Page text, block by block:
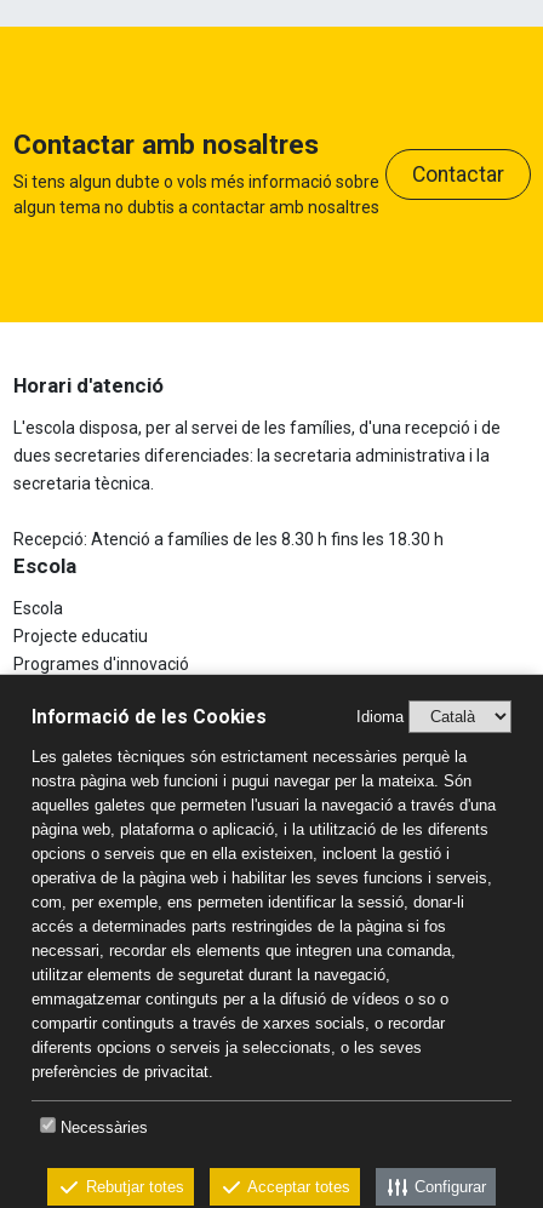
Contactar amb nosaltres
Si tens algun dubte o vols més informació sobre
algun tema no dubtis a contactar amb nosaltres
Contactar
Horari d'atenció
L'escola disposa, per al servei de les famílies, d'una recepció i de
dues secretaries diferenciades: la secretaria administrativa i la
secretaria tècnica.
Recepció: Atenció a famílies de les 8.30 h fins les 18.30 h
Escola
Escola
Projecte educatiu
Programes d'innovació
Aspectes Legals
Avís Legal
Política de Privacitat
Sistema Intern d’Informació (SIIF)
Estudis
Llar d'infants
Educació Infantil
Educació Primària
Educació Secundària
Batxillerat
Informació de contacte
Col·legi Sant Pau Apòstol
Passeig Torroja s/n 43007 Tarragona
Correu electrònic:
Informació de les Cookies Idioma
Les galetes tècniques són estrictament necessàries perquè la
nostra pàgina web funcioni i pugui navegar per la mateixa. Són
aquelles galetes que permeten l'usuari la navegació a través d'una
pàgina web, plataforma o aplicació, i la utilització de les diferents
opcions o serveis que en ella existeixen, incloent la gestió i
operativa de la pàgina web i habilitar les seves funcions i serveis,
com, per exemple, ens permeten identificar la sessió, donar-li
accés a determinades parts restringides de la pàgina si fos
necessari, recordar els elements que integren una comanda,
utilitzar elements de seguretat durant la navegació,
emmagatzemar continguts per a la difusió de vídeos o so o
compartir continguts a través de xarxes socials, o recordar
diferents opcions o serveis ja seleccionats, o les seves
preferències de privacitat.
Necessàries
Rebutjar totes Acceptar totes Configurar